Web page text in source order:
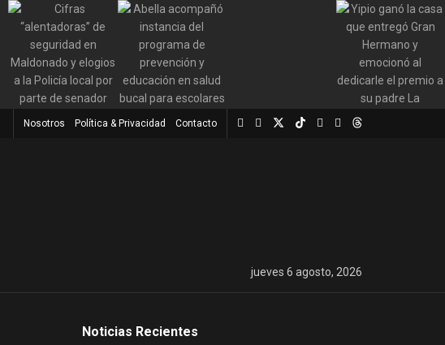
Nosotros Política & Privacidad Contacto
jueves 6 agosto, 2026
Noticias Recientes